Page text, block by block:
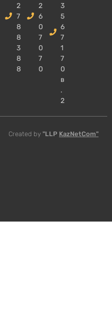
2
7
8
8
3
8
8
2
6
0
7
0
7
0
3
5
6
7
1
7
0
в
.
2
Created by "LLP KazNetCom"